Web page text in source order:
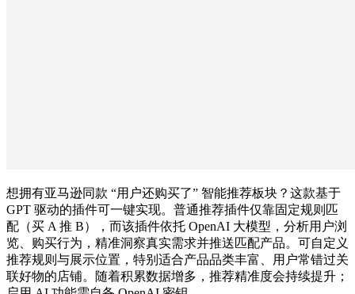
想拥有亚马逊同款 “用户还购买了” 智能推荐板块？这款基于
GPT 驱动的插件可一键实现。普通推荐插件仅靠固定规则匹
配（买 A 推 B），而该插件依托 OpenAI 大模型，分析用户浏
览、购买行为，精准洞察真实需求并推送匹配产品。可自定义
推荐规则与展示位置，特别适合产品品类丰富、用户常错过关
联好物的店铺。随着积累数据增多，推荐精准度会持续提升；